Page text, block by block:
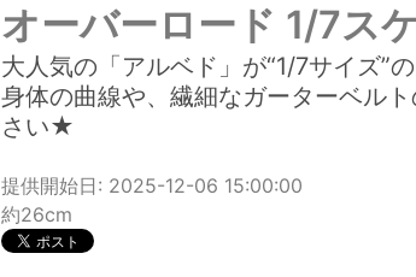
オーバーロード 1/7ス
大人気の「アルベド」が“1/7サイズ”
身体の曲線や、繊細なガーターベル
さい★
提供開始日: 2025-12-06 15:00:00
約26cm